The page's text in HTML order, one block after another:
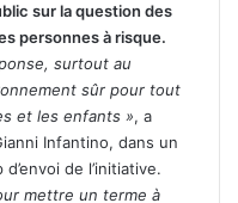
sur la question des
personnes à risque.
surtout au
sûr pour tout
et les enfants », a
Infantino, dans un
de l’initiative.
mettre un terme à